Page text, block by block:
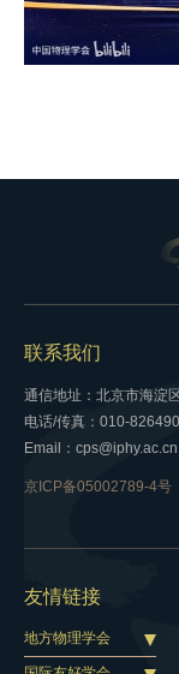
联系我们
通信地址：北京市海淀
电话/传真：010-
Email：cps@iphy.ac.cn
京ICP备05002789-4号
友情链接
地方物理学会